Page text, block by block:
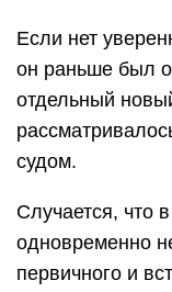
Если нет
он раньше был
отдельный
судом.
Случается, что
одновременно
первичного и